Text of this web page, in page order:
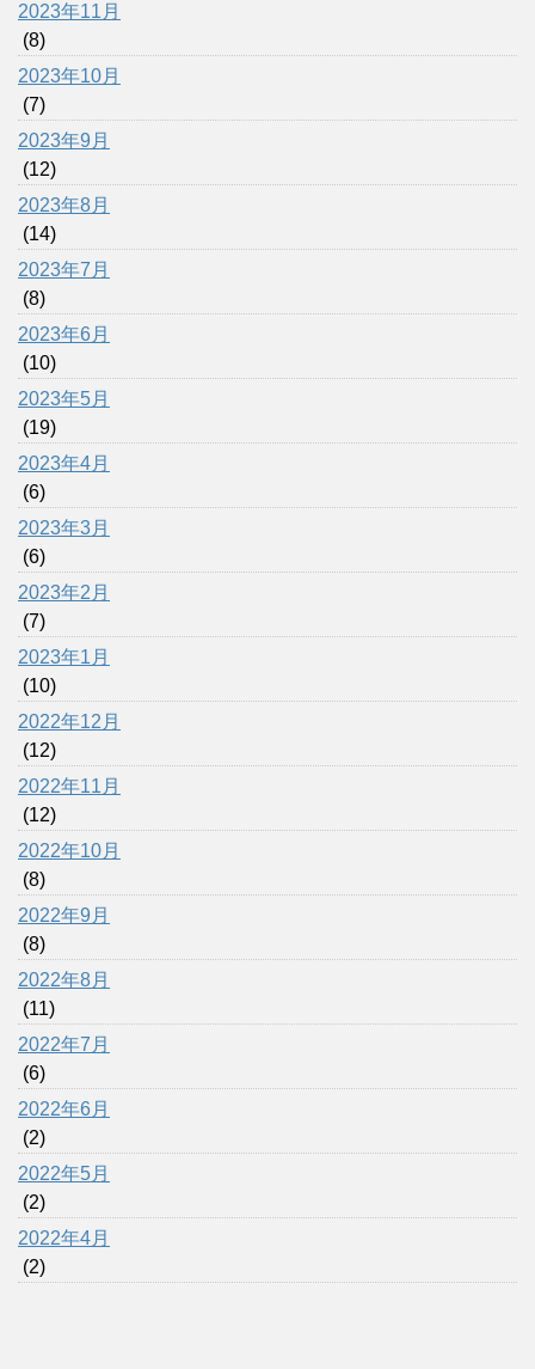
2023年11月
(8)
2023年10月
(7)
2023年9月
(12)
2023年8月
(14)
2023年7月
(8)
2023年6月
(10)
2023年5月
(19)
2023年4月
(6)
2023年3月
(6)
2023年2月
(7)
2023年1月
(10)
2022年12月
(12)
2022年11月
(12)
2022年10月
(8)
2022年9月
(8)
2022年8月
(11)
2022年7月
(6)
2022年6月
(2)
2022年5月
(2)
2022年4月
(2)